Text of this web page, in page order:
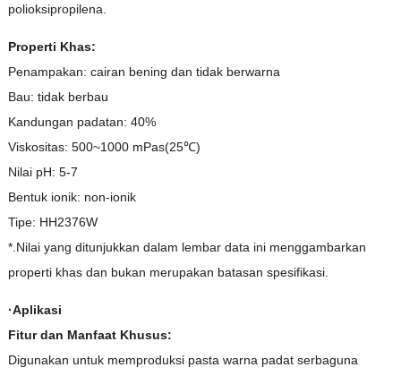
polioksipropilena.
Properti Khas:
Penampakan: cairan bening dan tidak berwarna
Bau: tidak berbau
Kandungan padatan: 40%
Viskositas: 500~1000 mPas(25℃)
Nilai pH: 5-7
Bentuk ionik: non-ionik
Tipe: HH2376W
*.Nilai yang ditunjukkan dalam lembar data ini menggambarkan
properti khas dan bukan merupakan batasan spesifikasi.
·Aplikasi
Fitur dan Manfaat Khusus:
Digunakan untuk memproduksi pasta warna padat serbaguna